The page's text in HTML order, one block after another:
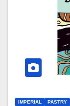
IMPERIAL PASTRY